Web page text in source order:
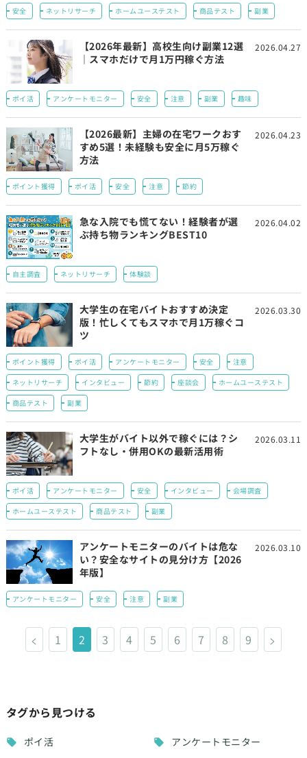
安全 ネットリサーチ ホームユーステスト 商品テスト 副業
【2026年最新】高校生向け副業12選
｜スマホだけで月1万円稼ぐ方法
2026.04.27
ポイ活 アンケートモニター 安全 注意 副業 趣味
【2026最新】主婦の在宅ワークおす
すめ5選！未経験も安全に月5万稼ぐ
方法
2026.04.23
ポイント獲得 ポイ活 安全 注意 節約
急な入院でも慌てない！経験者が選
ぶ持ち物ランキングBEST10
2026.04.02
自主調査 ネットリサーチ 体験談
大学生の在宅バイトおすすめ決定
版！忙しくてもスマホで月1万稼ぐコ
ツ
2026.03.30
ポイント獲得 ポイ活 アンケートモニター 安全
注意
ネットリサーチ
インタビュー 節約 座談会
ホームユーステスト
商品テスト
副業
大学生がバイト以外で稼ぐには？シ
フトなし・併用OKの最新活用術
2026.03.11
ポイ活 アンケートモニター 安全 インタビュー
会場調査
ホームユーステスト
商品テスト 副業
アンケートモニターのバイトは危な
い？安全なサイトの見分け方【2026
年版】
2026.03.10
アンケートモニター 安全 注意 副業
< 1 2 3 4 5 6 7 8 9 >
タグから見つける
ポイ活
アンケートモニター